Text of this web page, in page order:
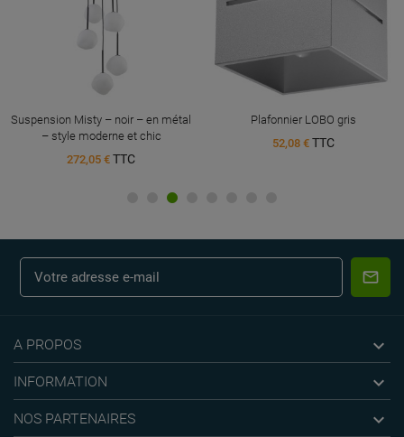
Suspension Misty – noir – en métal
– style moderne et chic
272,05 € TTC
Plafonnier LOBO gris
52,08 € TTC
A PROPOS 
INFORMATION 
NOS PARTENAIRES 